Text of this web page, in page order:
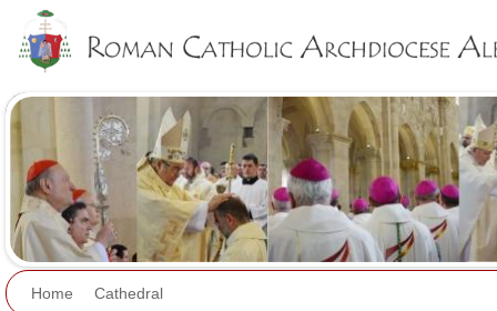
Home Cathedral